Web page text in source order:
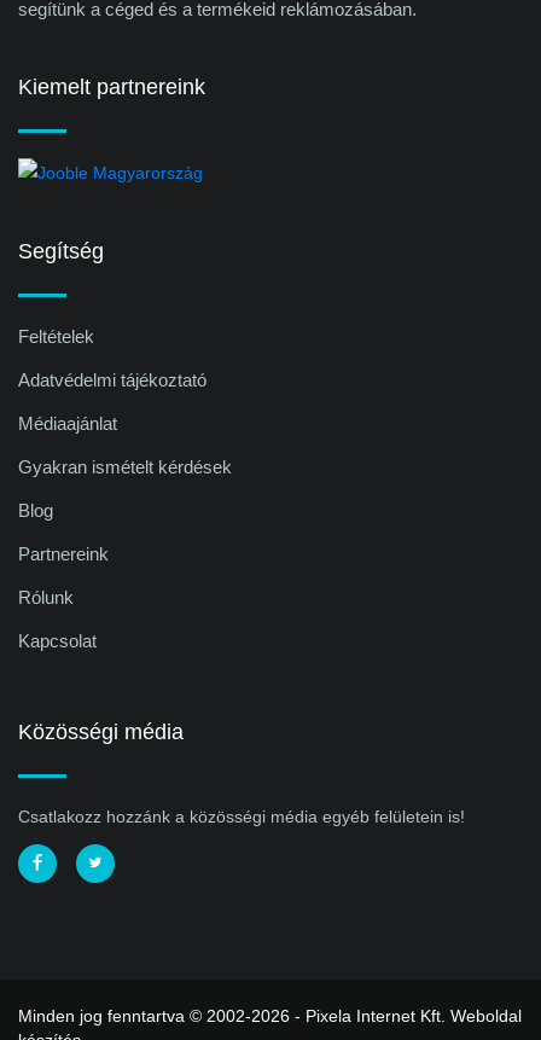
segítünk a céged és a termékeid reklámozásában.
Kiemelt partnereink
Segítség
Feltételek
Adatvédelmi tájékoztató
Médiaajánlat
Gyakran ismételt kérdések
Blog
Partnereink
Rólunk
Kapcsolat
Közösségi média
Csatlakozz hozzánk a közösségi média egyéb felületein is!
Minden jog fenntartva © 2002-2026 - Pixela Internet Kft. Weboldal